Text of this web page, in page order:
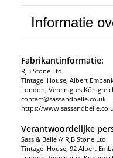
Informatie
Fabrikantinformatie:
RJB Stone Ltd
Tintagel House, Albert
London, Vereinigtes
contact@sassandbelle.co.uk
https://
Verantwoordelijke
Sass & Belle // RJB Stone Ltd
Tintagel House, 92 Albert